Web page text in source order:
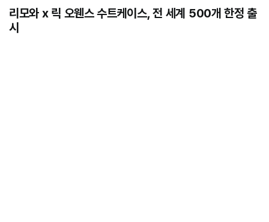
리모와 x 릭 오웬스 수트케이스, 전 세계 500개 한정 출
시